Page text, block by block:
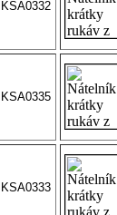
KSA0332
KSA0335
KSA0333